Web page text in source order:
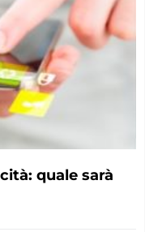
quale sarà